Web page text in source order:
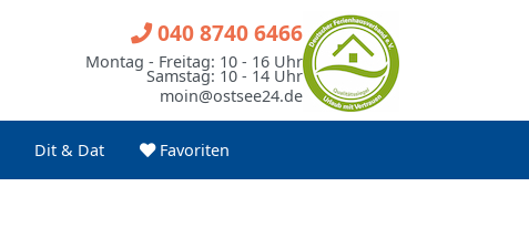
Dit & Dat Favoriten
040 8740 6466
Montag - Freitag: 10 - 16 Uhr
Samstag: 10 - 14 Uhr
moin@ostsee24.de